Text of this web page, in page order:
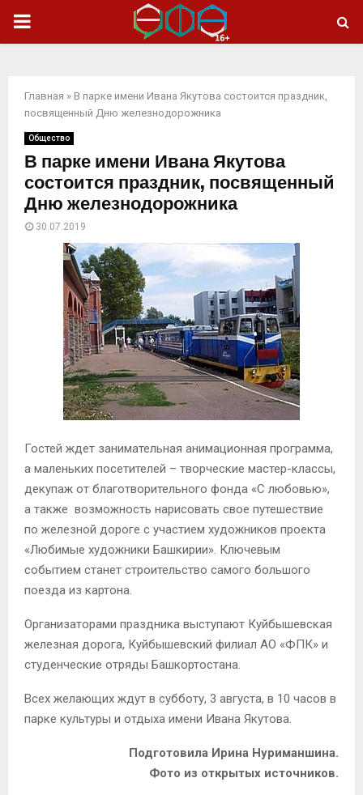
ОСНОВНОЕ
Главная » В парке имени Ивана Якутова состоится праздник,
посвященный Дню железнодорожника
Общество
В парке имени Ивана Якутова
состоится праздник, посвященный
Дню железнодорожника
30.07.2019
Гостей ждет занимательная анимационная программа,
а маленьких посетителей – творческие мастер-классы,
декупаж от благотворительного фонда «С любовью»,
а также возможность нарисовать свое путешествие
по железной дороге с участием художников проекта
«Любимые художники Башкирии». Ключевым
событием станет строительство самого большого
поезда из картона.
Организаторами праздника выступают Куйбышевская
железная дорога, Куйбышевский филиал АО «ФПК» и
студенческие отряды Башкортостана.
Всех желающих ждут в субботу, 3 августа, в 10 часов в
парке культуры и отдыха имени Ивана Якутова.
Подготовила Ирина Нуриманшина.
Фото из открытых источников.